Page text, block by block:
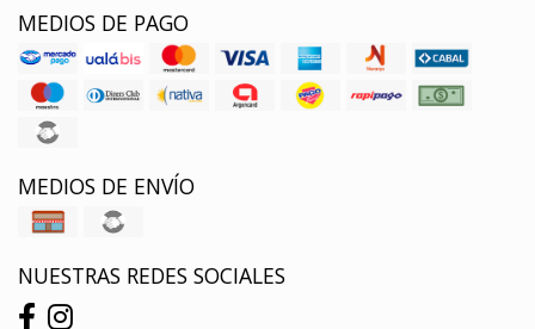
MEDIOS DE PAGO
MEDIOS DE ENVÍO
NUESTRAS REDES SOCIALES